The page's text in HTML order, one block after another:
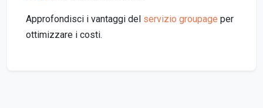
Approfondisci i vantaggi del servizio groupage per
ottimizzare i costi.